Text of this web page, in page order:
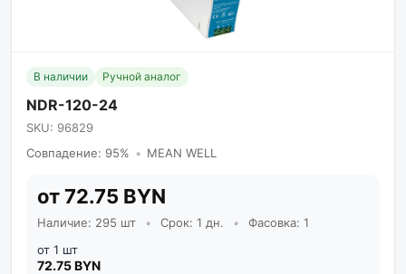
В наличии Ручной аналог
NDR-120-24
SKU: 96829
Совпадение: 95% • MEAN WELL
от 72.75 BYN
Наличие: 295 шт • Срок: 1 дн. •
Фасовка: 1
от 1 шт
72.75 BYN